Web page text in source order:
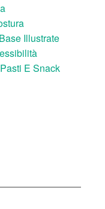
Illustrate
E Snack